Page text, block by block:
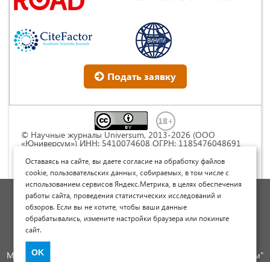
Подать заявку
© Научные журналы Universum, 2013-2026 (ООО
«Юниверсум») ИНН: 5410074608 ОГРН: 1185476048691
Commons « Attribution» («Атрибуция») 4.0
Непортированная
Политика обработки персональных данных
Договор оферты
Опубликовать научную статью
Международный научно-исследовательский журнал "Юниверсум"
Оставаясь на сайте, вы даете согласие на обработку файлов
cookie, пользовательских данных, собираемых, в том числе с
использованием сервисов Яндекс.Метрика, в целях обеспечения
работы сайта, проведения статистических исследований и
обзоров. Если вы не хотите, чтобы ваши данные
обрабатывались, измените настройки браузера или покиньте
сайт.
OK